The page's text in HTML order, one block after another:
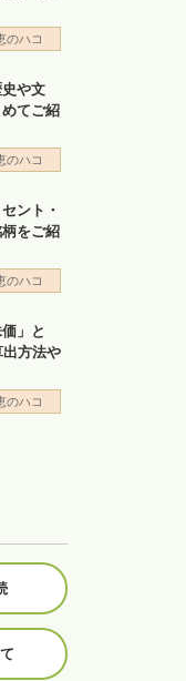
のハコ
や文
てご紹
のハコ
ント・
をご紹
のハコ
」と
方法や
のハコ